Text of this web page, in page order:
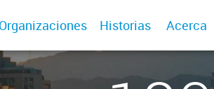
Organizaciones Historias Acerca